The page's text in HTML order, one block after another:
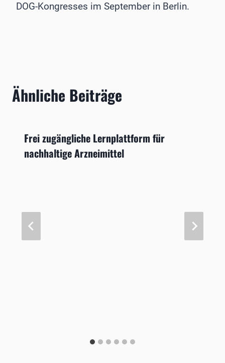
DOG-Kongresses im September in Berlin.
Ähnliche Beiträge
Frei zugängliche Lernplattform für
nachhaltige Arzneimittel